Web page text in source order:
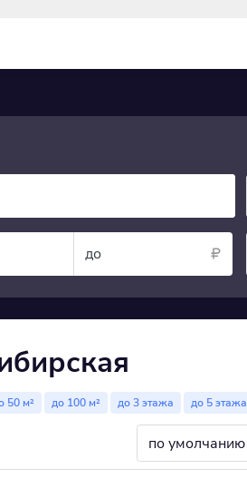
до
50 м² до 100 м² до 3 этажа до 5 этажа
по умолчанию